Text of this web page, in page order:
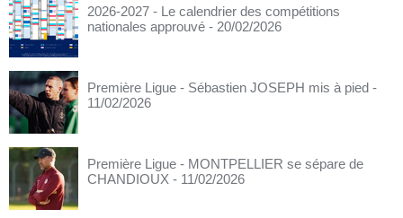
2026-2027 - Le calendrier des compétitions
nationales approuvé - 20/02/2026
Première Ligue - Sébastien JOSEPH mis à pied -
11/02/2026
Première Ligue - MONTPELLIER se sépare de
CHANDIOUX - 11/02/2026